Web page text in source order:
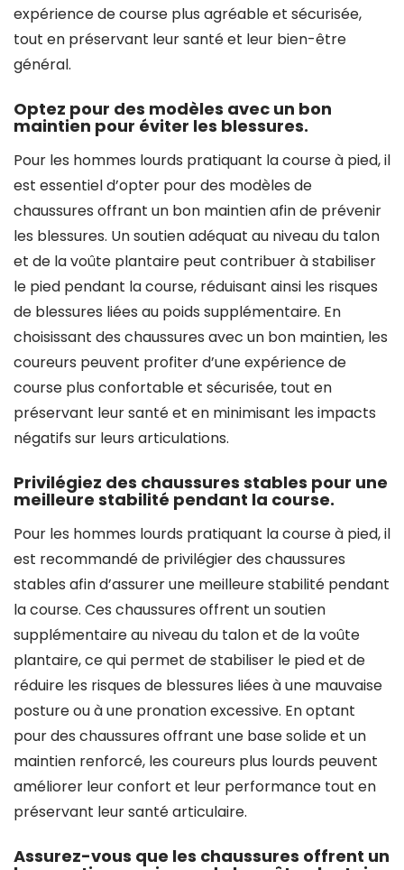
expérience de course plus agréable et sécurisée,
tout en préservant leur santé et leur bien-être
général.
Optez pour des modèles avec un bon
maintien pour éviter les blessures.
Pour les hommes lourds pratiquant la course à pied, il
est essentiel d’opter pour des modèles de
chaussures offrant un bon maintien afin de prévenir
les blessures. Un soutien adéquat au niveau du talon
et de la voûte plantaire peut contribuer à stabiliser
le pied pendant la course, réduisant ainsi les risques
de blessures liées au poids supplémentaire. En
choisissant des chaussures avec un bon maintien, les
coureurs peuvent profiter d’une expérience de
course plus confortable et sécurisée, tout en
préservant leur santé et en minimisant les impacts
négatifs sur leurs articulations.
Privilégiez des chaussures stables pour une
meilleure stabilité pendant la course.
Pour les hommes lourds pratiquant la course à pied, il
est recommandé de privilégier des chaussures
stables afin d’assurer une meilleure stabilité pendant
la course. Ces chaussures offrent un soutien
supplémentaire au niveau du talon et de la voûte
plantaire, ce qui permet de stabiliser le pied et de
réduire les risques de blessures liées à une mauvaise
posture ou à une pronation excessive. En optant
pour des chaussures offrant une base solide et un
maintien renforcé, les coureurs plus lourds peuvent
améliorer leur confort et leur performance tout en
préservant leur santé articulaire.
Assurez-vous que les chaussures offrent un